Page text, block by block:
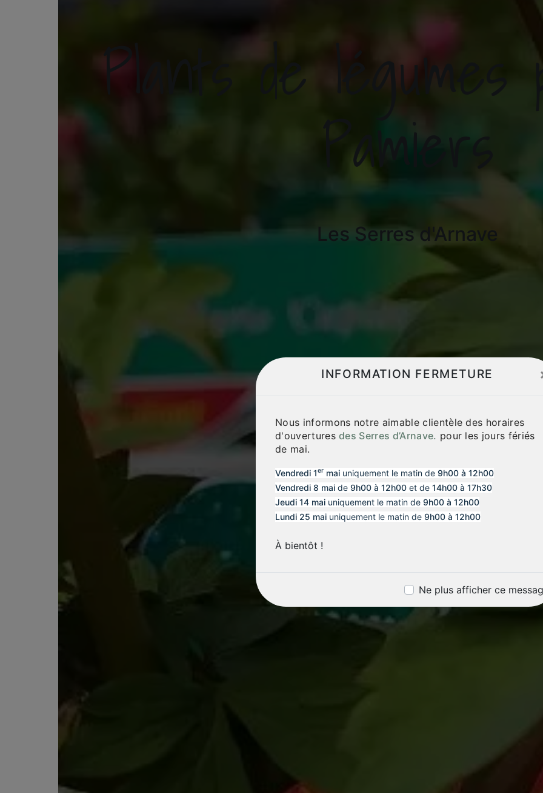
INFORMATION FERMETURE
Nous informons notre aimable clientèle des horaires
d'ouverturesdes Serres d’Arnave. pour les jours fériés
de mai.
Vendredi 1er mai uniquement le matin de 9h00 à 12h00
Vendredi 8 mai de 9h00 à 12h00 et de 14h00 à 17h30
Jeudi 14 mai uniquement le matin de 9h00 à 12h00
Lundi 25 mai uniquement le matin de 9h00 à 12h00
À bientôt !
Ne plus afficher ce
Plants de
Pamiers
Les Serres d'Arnave